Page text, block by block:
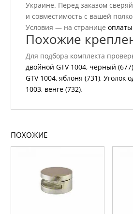
Украине. Перед заказом
и совместимость с вашей
Условия — на странице
Похожие
Для подбора комплекта
двойной GTV 1004, черный
GTV 1004, яблоня (731),Уголок
1003, венге (732).
ПОХОЖИЕ